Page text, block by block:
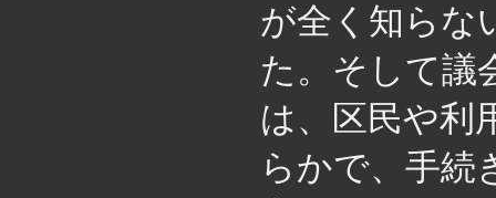
が全く知らな
た。そして議
は、区民や利
らかで、手続